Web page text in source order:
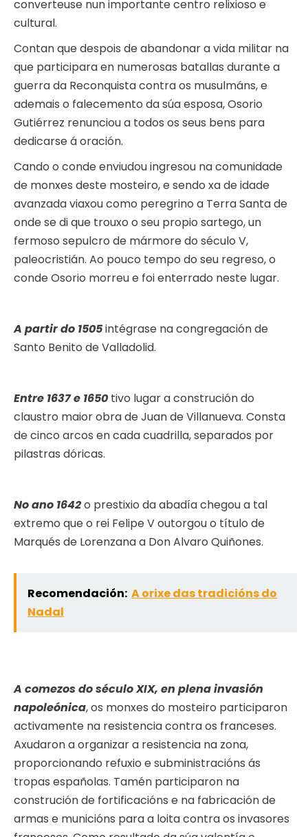
converteuse nun importante centro relixioso e
cultural.
Contan que despois de abandonar a vida militar na
que participara en numerosas batallas durante a
guerra da Reconquista contra os musulmáns, e
ademais o falecemento da súa esposa, Osorio
Gutiérrez renunciou a todos os seus bens para
dedicarse á oración.
Cando o conde enviudou ingresou na comunidade
de monxes deste mosteiro, e sendo xa de idade
avanzada viaxou como peregrino a Terra Santa de
onde se di que trouxo o seu propio sartego, un
fermoso sepulcro de mármore do século V,
paleocristián. Ao pouco tempo do seu regreso, o
conde Osorio morreu e foi enterrado neste lugar.
A partir do 1505intégrase na congregación de
Santo Benito de Valladolid.
Entre 1637 e 1650 tivo lugar a construción do
claustro maior obra de Juan de Villanueva. Consta
de cinco arcos en cada cuadrilla, separados por
pilastras dóricas.
No ano 1642o prestixio da abadía chegou a tal
extremo que o rei Felipe V outorgou o título de
Marqués de Lorenzana a Don Alvaro Quiñones.
Recomendación: A orixe das tradicións do
Nadal
A comezos do século XIX, en plena invasión
napoleónica, os monxes do mosteiro participaron
activamente na resistencia contra os franceses.
Axudaron a organizar a resistencia na zona,
proporcionando refuxio e subministracións ás
tropas españolas. Tamén participaron na
construción de fortificacións e na fabricación de
armas e municións para a loita contra os invasores